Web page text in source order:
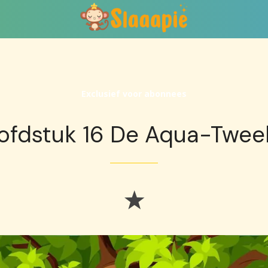
Exclusief voor abonnees
16 De Aqua-